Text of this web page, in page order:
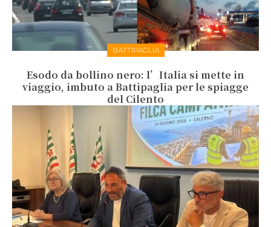
BATTIPAGLIA
Esodo da bollino nero: l’Italia si mette in
viaggio, imbuto a Battipaglia per le spiagge
del Cilento